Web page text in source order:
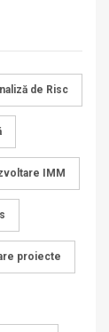
de Risc
IMM
proiecte